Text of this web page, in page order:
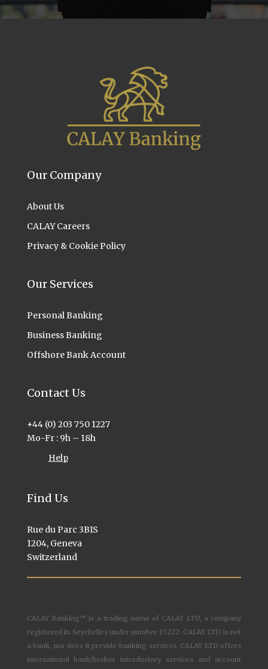
Our Company
About Us
CALAY Careers
Privacy & Cookie Policy
Our Services
Personal Banking
Business Banking
Offshore Bank Account
Contact Us
+44 (0) 203 750 1227
Mo-Fr : 9h – 18h
Help
Find Us
Rue du Parc 3BIS
1204, Geneva
Switzerland
CALAY Banking™ is a trading name of CALAY LTD, a company
registered in Seychelles under number 15222. CALAY LTD is not
a bank, nor does it provide banking services. CALAY LTD offers
international bank/broker introductory services and account